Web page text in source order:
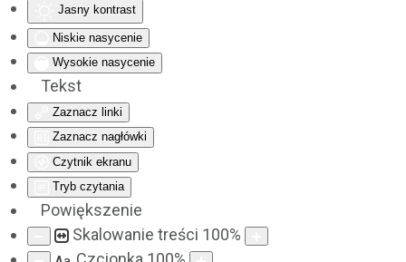
Jasny kontrast
Niskie nasycenie
Wysokie nasycenie
Tekst
Zaznacz linki
Zaznacz nagłówki
Czytnik ekranu
Tryb czytania
Powiększenie
Skalowanie treści 100%